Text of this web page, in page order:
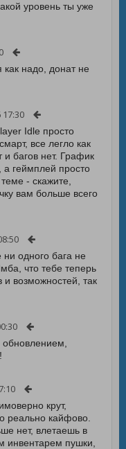
уровень ты уже
надо, донат не
Idle просто
все легло как
и багов нет. График
геймплей просто
- скажите,
вам больше всего
одного бага не
что тебе теперь
и возможностей, так
крут,
реально кайфово.
нет, влетаешь в
инвентарем пушки,